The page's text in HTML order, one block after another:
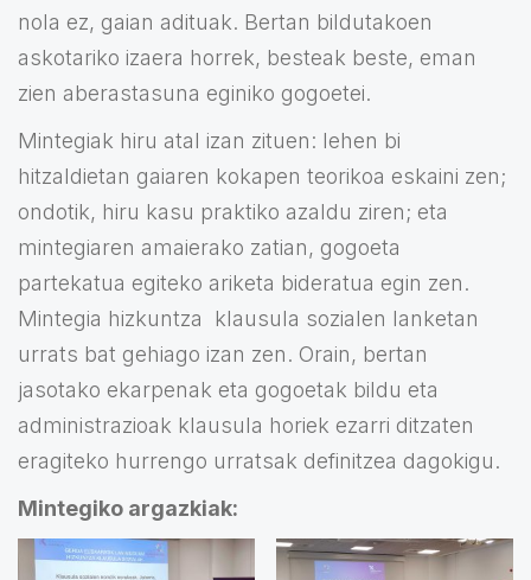
nola ez, gaian adituak. Bertan bildutakoen
askotariko izaera horrek, besteak beste, eman
zien aberastasuna eginiko gogoetei.
Mintegiak hiru atal izan zituen: lehen bi
hitzaldietan gaiaren kokapen teorikoa eskaini zen;
ondotik, hiru kasu praktiko azaldu ziren; eta
mintegiaren amaierako zatian, gogoeta
partekatua egiteko ariketa bideratua egin zen.
Mintegia hizkuntza klausula sozialen lanketan
urrats bat gehiago izan zen. Orain, bertan
jasotako ekarpenak eta gogoetak bildu eta
administrazioak klausula horiek ezarri ditzaten
eragiteko hurrengo urratsak definitzea dagokigu.
Mintegiko argazkiak: